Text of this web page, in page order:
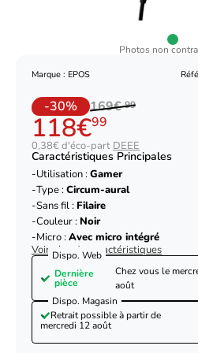
Photos non
Marque : EPOS
-30% 169€ 99
118€99
0,38€ d'éco-part DEEE
Caractéristiques Principales
Utilisation :Gamer
Type :Circum-aural
Sans fil : Filaire
Couleur : Noir
Micro :Avec micro intégré
Voir plus de caractéristiques
Dispo. Web
Dernière
pièce
Chez vous le
août
Dispo. Magasin
Retrait possible à partir de
mercredi 12 août